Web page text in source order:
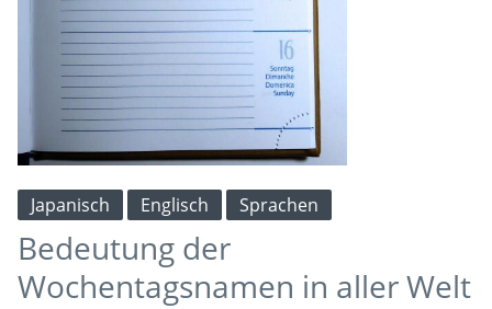
Japanisch Englisch Sprachen
Bedeutung der
Wochentagsnamen in aller Welt